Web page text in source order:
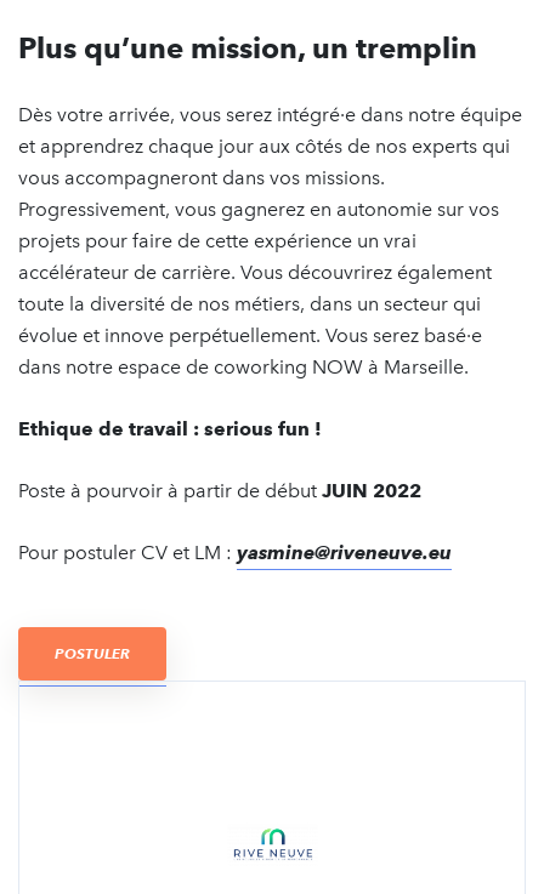
Plus qu’une mission, un tremplin
Dès votre arrivée, vous serez intégré·e dans notre équipe
et apprendrez chaque jour aux côtés de nos experts qui
vous accompagneront dans vos missions.
Progressivement, vous gagnerez en autonomie sur vos
projets pour faire de cette expérience un vrai
accélérateur de carrière. Vous découvrirez également
toute la diversité de nos métiers, dans un secteur qui
évolue et innove perpétuellement. Vous serez basé·e
dans notre espace de coworking NOW à Marseille.
Ethique de travail : serious fun !
Poste à pourvoir à partir de début JUIN 2022
Pour postuler CV et LM : yasmine@riveneuve.eu
POSTULER